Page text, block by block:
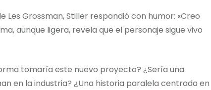
Grossman, Stiller respondió con humor: «Creo
aunque ligera, revela que el personaje sigue vivo
tomaría este nuevo proyecto? ¿Sería una
en la industria? ¿Una historia paralela centrada en